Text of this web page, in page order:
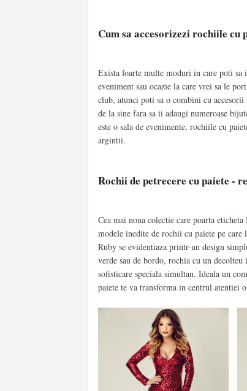
Cum sa accesorizezi rochiile cu
Exista foarte multe moduri in care poti
eveniment sau ocazie la care vrei sa le
club, atunci poti sa o combini cu
de la sine fara sa ii adaugi numeroase
este o sala de evenimente, rochiile cu
argintii.
Rochii de petrecere cu paiete -
Cea mai noua colectie care poarta
modele inedite de rochii cu paiete pe
Ruby se evidentiaza printr-un design
verde sau de bordo, rochia cu un
sofisticare speciala simultan. Ideala un
paiete te va transforma in centrul atentiei